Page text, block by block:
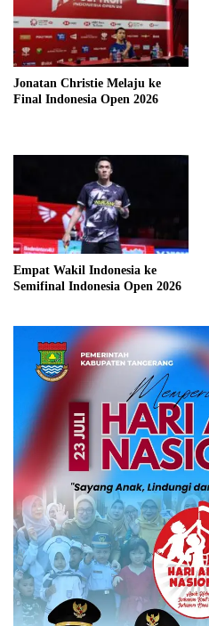
Jonatan Christie Melaju ke
Final Indonesia Open 2026
Empat Wakil Indonesia ke
Semifinal Indonesia Open 2026